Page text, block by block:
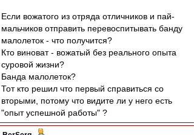
Если вожатого из отряда отличников и пай-
мальчиков отправить перевоспитывать банду
малолеток - что получится?
Кто виноват - вожатый без реального опыта
суровой жизни?
Банда малолеток?
Тот кто решил что первый справиться со
вторыми, потому что видите ли у него есть
"опыт успешной работы" ?